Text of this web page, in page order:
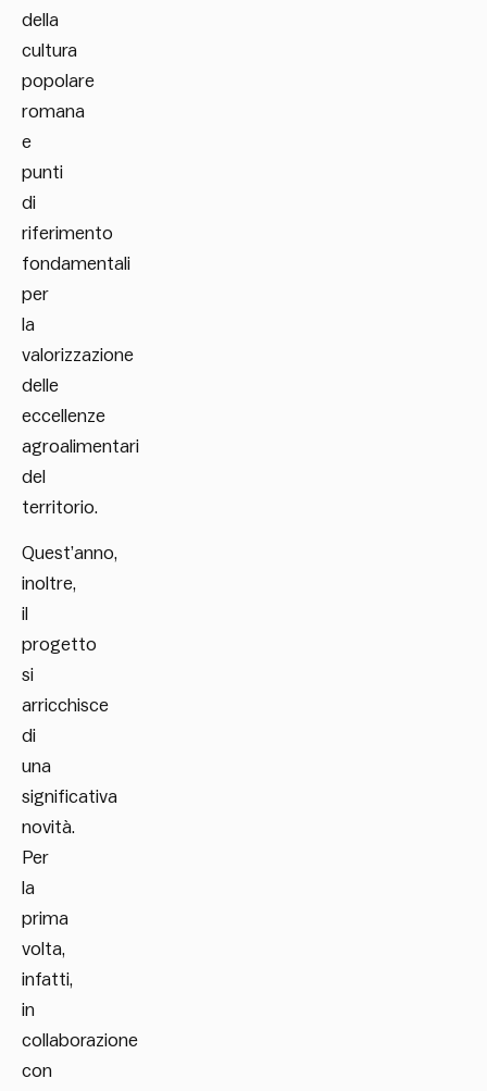
della
cultura
popolare
romana
e
punti
di
riferimento
fondamentali
per
la
valorizzazione
delle
eccellenze
agroalimentari
del
territorio.
Quest’anno,
inoltre,
il
progetto
si
arricchisce
di
una
significativa
novità.
Per
la
prima
volta,
infatti,
in
collaborazione
con